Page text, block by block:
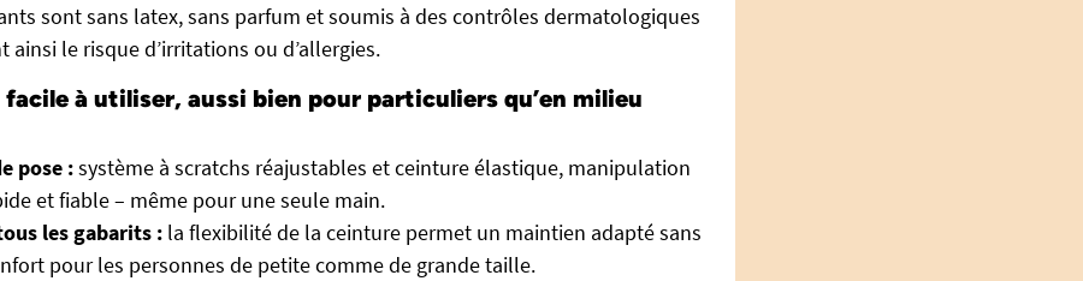
sont sans latex, sans parfum et soumis à des contrôles dermatologiques
ainsi le risque d’irritations ou d’allergies.
à utiliser, aussi bien pour particuliers qu’en milieu
pose :système à scratchs réajustables et ceinture élastique, manipulation
et fiable – même pour une seule main.
les gabarits : la flexibilité de la ceinture permet un maintien adapté sans
pour les personnes de petite comme de grande taille.